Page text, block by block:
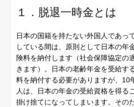
１．脱退一時金とは
日本の国籍を持たない外国人であっ
している間は、原則として日本の年
険料を納付します（社会保障協定の
きます）。日本の老齢年金を受給す
料を納付する必要がありますが、10
人は、日本の年金の受給資格を得る
掛け捨てになってしまいます。その